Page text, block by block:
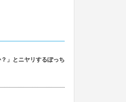
？」とニヤリするぽっち